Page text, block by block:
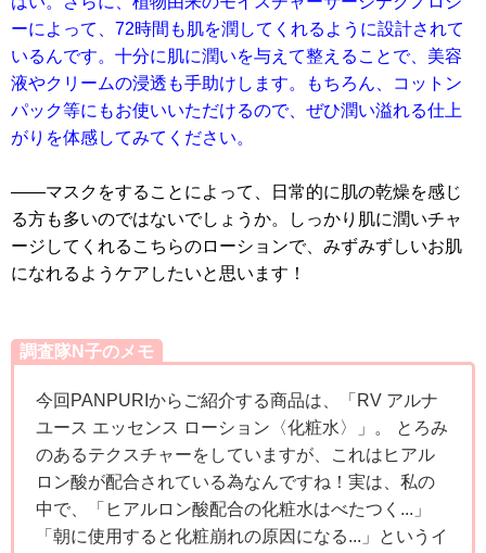
ーによって、72時間も肌を潤してくれるように設計されて
いるんです。十分に肌に潤いを与えて整えることで、美容
液やクリームの浸透も手助けします。もちろん、コットン
パック等にもお使いいただけるので、ぜひ潤い溢れる仕上
がりを体感してみてください。
――マスクをすることによって、日常的に肌の乾燥を感じ
る方も多いのではないでしょうか。しっかり肌に潤いチャ
ージしてくれるこちらのローションで、みずみずしいお肌
になれるようケアしたいと思います！
調査隊N子のメモ
今回PANPURIからご紹介する商品は、「RV アルナ
ユース エッセンス ローション〈化粧水〉」。 とろみ
のあるテクスチャーをしていますが、これはヒアル
ロン酸が配合されている為なんですね！実は、私の
中で、「ヒアルロン酸配合の化粧水はべたつく...」
「朝に使用すると化粧崩れの原因になる...」というイ